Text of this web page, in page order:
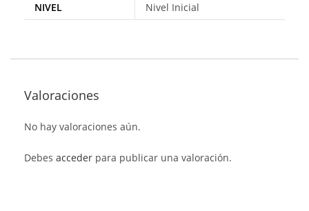
NIVEL
Nivel Inicial
Valoraciones
No hay valoraciones aún.
Debes acceder para publicar una valoración.